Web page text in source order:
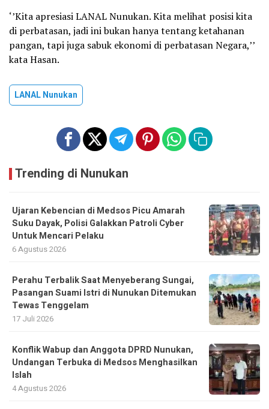
‘’Kita apresiasi LANAL Nunukan. Kita melihat posisi kita
di perbatasan, jadi ini bukan hanya tentang ketahanan
pangan, tapi juga sabuk ekonomi di perbatasan Negara,’’
kata Hasan.
LANAL Nunukan
Trending di Nunukan
Ujaran Kebencian di Medsos Picu Amarah
Suku Dayak, Polisi Galakkan Patroli Cyber
Untuk Mencari Pelaku
6 Agustus 2026
Perahu Terbalik Saat Menyeberang Sungai,
Pasangan Suami Istri di Nunukan Ditemukan
Tewas Tenggelam
17 Juli 2026
Konflik Wabup dan Anggota DPRD Nunukan,
Undangan Terbuka di Medsos Menghasilkan
Islah
4 Agustus 2026